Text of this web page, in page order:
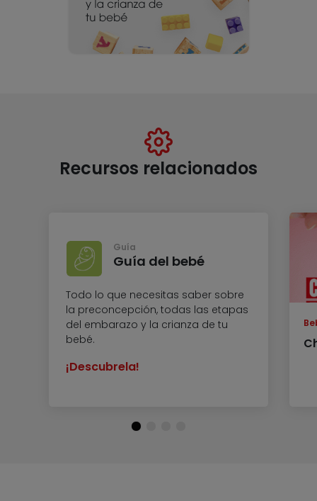
Recursos relacionados
Guía
Guía del bebé
Todo lo que necesitas saber sobre
la preconcepción, todas las etapas
del embarazo y la crianza de tu
bebé.
¡Descubrela!